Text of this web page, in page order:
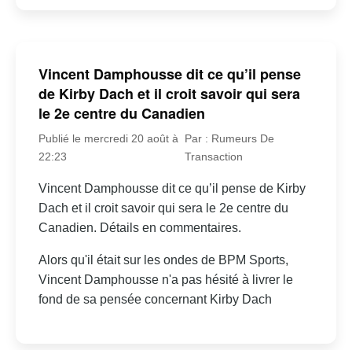
Vincent Damphousse dit ce qu’il pense
de Kirby Dach et il croit savoir qui sera
le 2e centre du Canadien
Publié le mercredi 20 août à
22:23
Par : Rumeurs De
Transaction
Vincent Damphousse dit ce qu’il pense de Kirby
Dach et il croit savoir qui sera le 2e centre du
Canadien. Détails en commentaires.
Alors qu'il était sur les ondes de BPM Sports,
Vincent Damphousse n'a pas hésité à livrer le
fond de sa pensée concernant Kirby Dach